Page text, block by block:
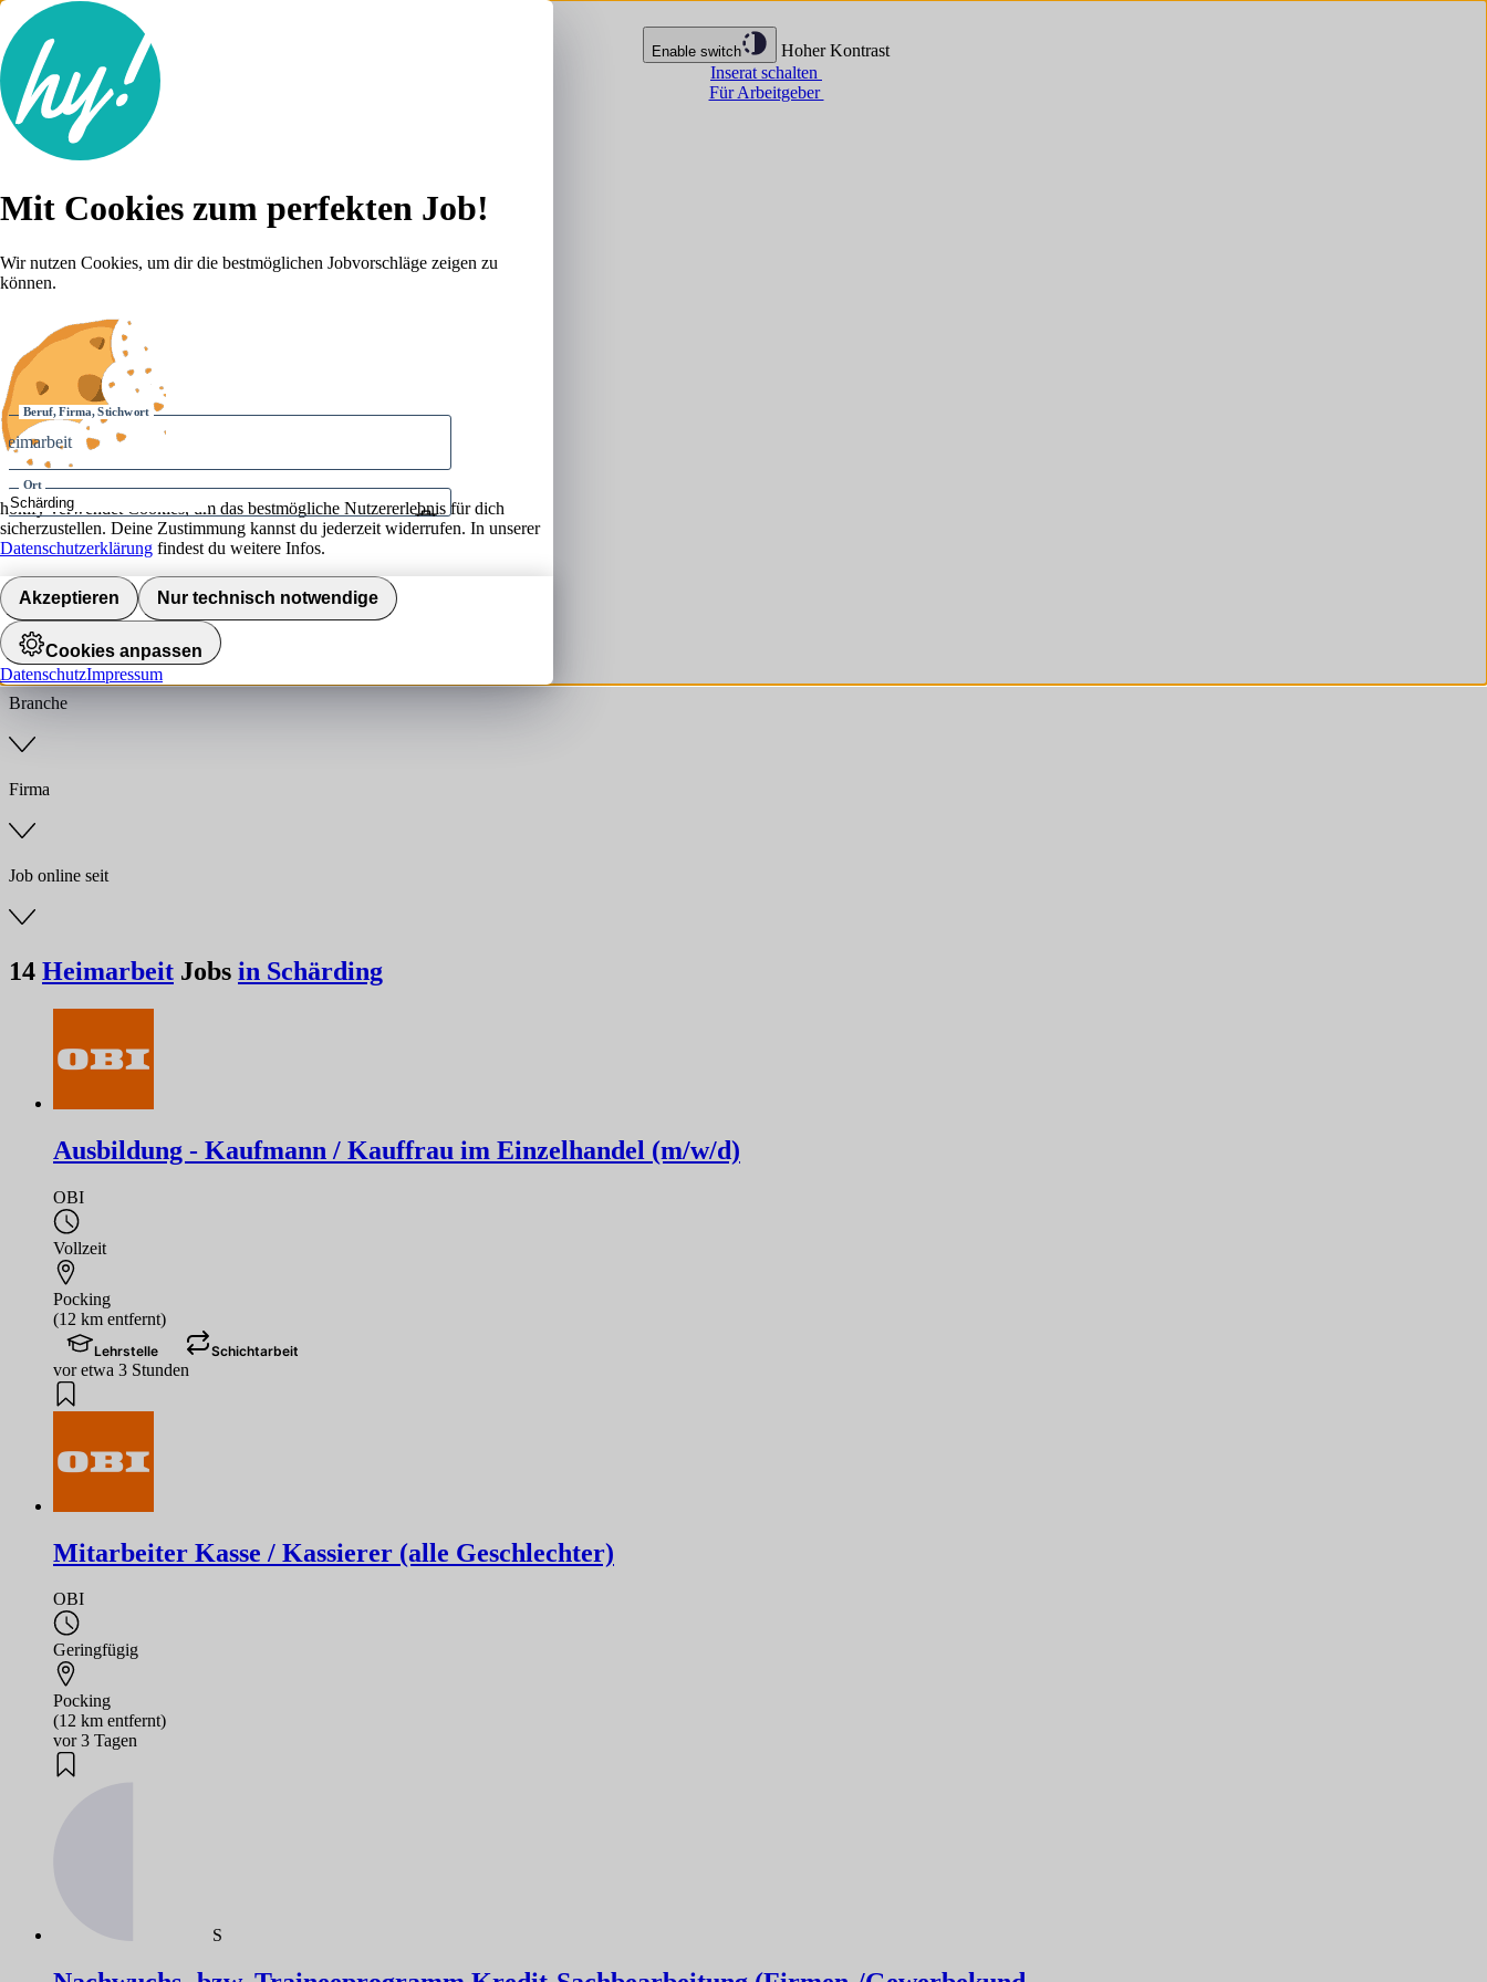
Enable switch
Hoher Kontrast
Inserat schalten
Für Arbeitgeber
Lebenslauf
Karriere-Tipps
Anmelden
Beruf, Firma, Stichwort
Ort
Umkreis
Jobs finden
Anstellungsart
Branche
Firma
Job online seit
14 Heimarbeit Jobs in Schärding
Ausbildung - Kaufmann / Kauffrau im Einzelhandel (m/w/d)
OBI
Vollzeit
Pocking
(12 km entfernt)
Lehrstelle Schichtarbeit
vor etwa 3 Stunden
Mitarbeiter Kasse / Kassierer (alle Geschlechter)
OBI
Geringfügig
Pocking
(12 km entfernt)
vor 3 Tagen
S
Mit Cookies zum perfekten Job!
Wir nutzen Cookies, um dir die bestmöglichen Jobvorschläge zeigen zu
können.
hokify verwendet Cookies, um das bestmögliche Nutzererlebnis für dich
sicherzustellen. Deine Zustimmung kannst du jederzeit widerrufen. In unserer
Datenschutzerklärung findest du weitere Infos.
Akzeptieren Nur technisch notwendige
Cookies anpassen
DatenschutzImpressum